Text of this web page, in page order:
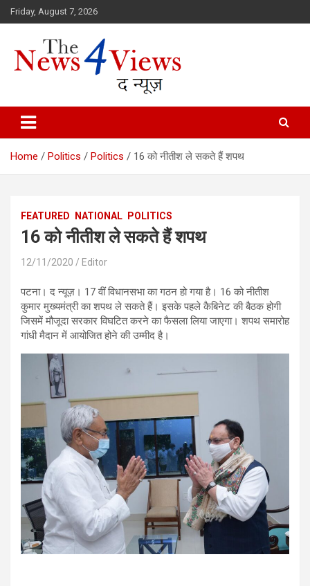
Skip
to
Friday, August 7, 2026
TheNews4Views
Home Politics Politics 16 को नीतीश ले सकते हैं शपथ
FEATURED NATIONAL POLITICS
16 को नीतीश ले सकते हैं शपथ
12/11/2020 Editor
पटना। द न्यूज़। 17 वीं विधानसभा का गठन हो गया है। 16 को नीतीश
कुमार मुख्यमंत्री का शपथ ले सकते हैं। इसके पहले कैबिनेट की बैठक होगी
जिसमें मौजूदा सरकार विघटित करने का फैसला लिया जाएगा। शपथ समारोह
गांधी मैदान में आयोजित होने की उम्मीद है।